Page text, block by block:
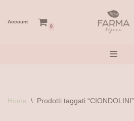
Account
0
Home \ Prodotti taggati “CIONDOLINI”